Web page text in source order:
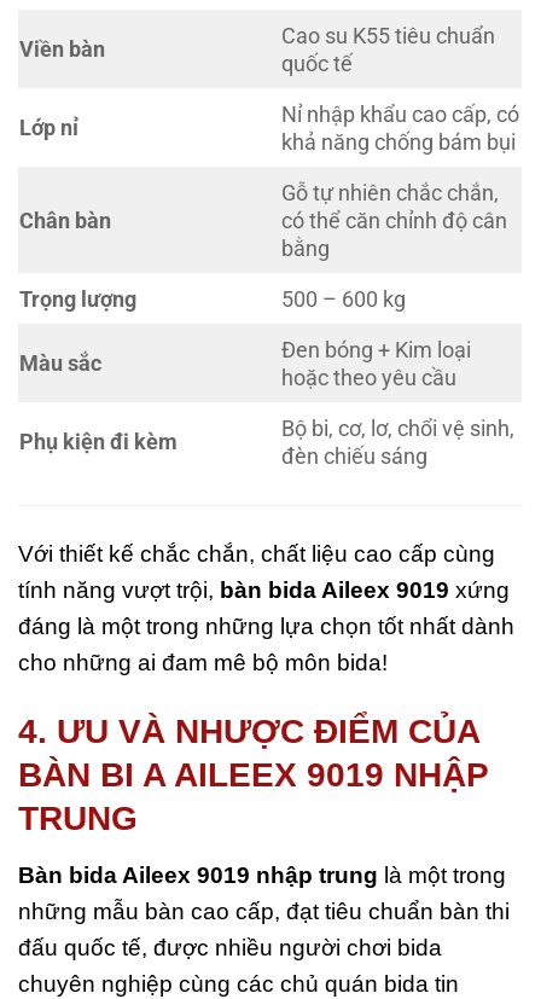
Viền bàn
Cao su K55 tiêu chuẩn
quốc tế
Lớp nỉ
Nỉ nhập khẩu cao cấp, có
khả năng chống bám bụi
Chân bàn
Gỗ tự nhiên chắc chắn,
có thể căn chỉnh độ cân
bằng
Trọng lượng
500 – 600 kg
Màu sắc
Đen bóng + Kim loại
hoặc theo yêu cầu
Phụ kiện đi kèm
Bộ bi, cơ, lơ, chổi vệ sinh,
đèn chiếu sáng
Với thiết kế chắc chắn, chất liệu cao cấp cùng
tính năng vượt trội, bàn bida Aileex 9019 xứng
đáng là một trong những lựa chọn tốt nhất dành
cho những ai đam mê bộ môn bida!
4. ƯU VÀ NHƯỢC ĐIỂM CỦA
BÀN BI A AILEEX 9019 NHẬP
TRUNG
Bàn bida Aileex 9019 nhập trung là một trong
những mẫu bàn cao cấp, đạt tiêu chuẩn bàn thi
đấu quốc tế, được nhiều người chơi bida
chuyên nghiệp cùng các chủ quán bida tin